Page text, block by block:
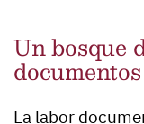
Un bosque
documentos
La labor